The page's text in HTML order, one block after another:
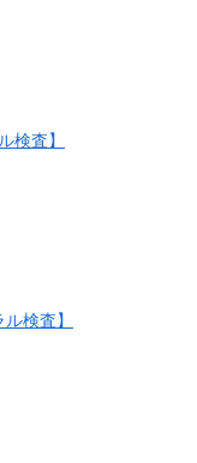
検査】
検査】